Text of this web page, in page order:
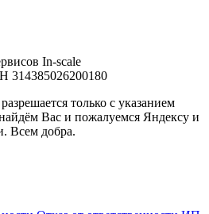
In-scale
314385026200180
только с указанием
Вас и пожалуемся Яндексу и
Всем добра.